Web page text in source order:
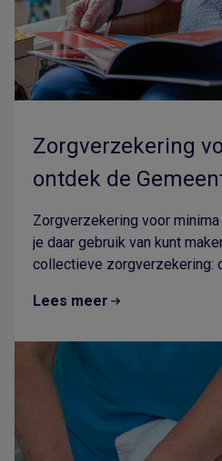
Zorgverzekering
ontdek de
Zorgverzekering voor
je daar gebruik van kunt
collectieve zorgverzekering:
Lees meer